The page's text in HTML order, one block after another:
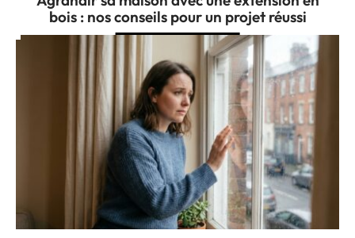
bois : nos conseils pour un projet réussi